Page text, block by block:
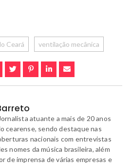
Ceará ventilação mecânica
atuante a mais de 20 anos
cearense, sendo destaque nas
nacionais com entrevistas
nomes da música brasileira, além
de imprensa de várias empresas e